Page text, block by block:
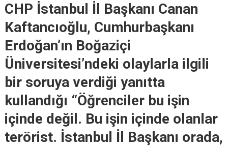
CHP İstanbul İl Başkanı Canan
Kaftancıoğlu, Cumhurbaşkanı
Erdoğan’ın Boğaziçi
Üniversitesi’ndeki olaylarla ilgili
bir soruya verdiği yanıtta
kullandığı “Öğrenciler bu işin
içinde değil. Bu işin içinde olanlar
terörist. İstanbul İl Başkanı orada,